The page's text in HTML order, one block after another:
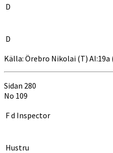
D
D
Källa: Örebro Nikolai (T) AI:19a
Sidan 280
No 109
F d Inspector
Hustru